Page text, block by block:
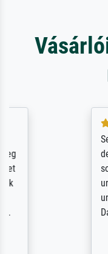
5
Sehr gute
des
sorgfältig
unbeschadet
unser letzter